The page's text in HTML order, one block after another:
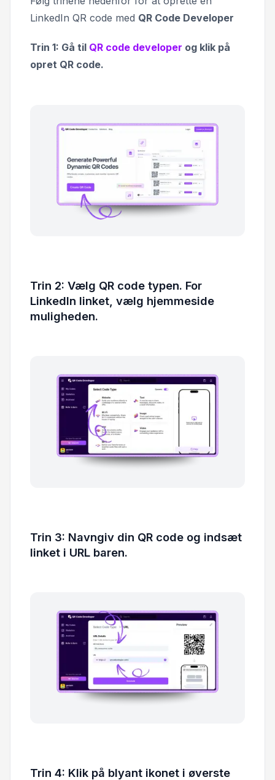
LinkedIn QR code med QR Code Developer
Trin 1: Gå til QR code developer og klik på
opret QR code.
Trin 2: Vælg QR code typen. For
LinkedIn linket, vælg hjemmeside
muligheden.
Trin 3: Navngiv din QR code og indsæt
linket i URL baren.
Trin 4: Klik på blyant ikonet i øverste